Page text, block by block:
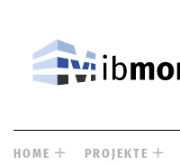
HOME PROJEKTE